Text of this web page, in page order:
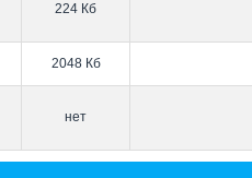
224 Кб
2048 Кб
нет